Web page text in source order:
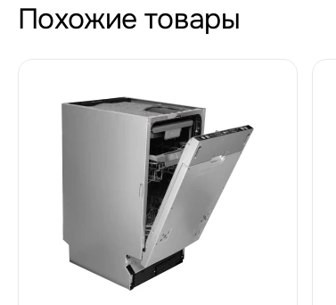
Похожие товары